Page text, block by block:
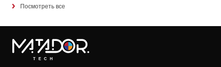
Посмотреть все
TECH